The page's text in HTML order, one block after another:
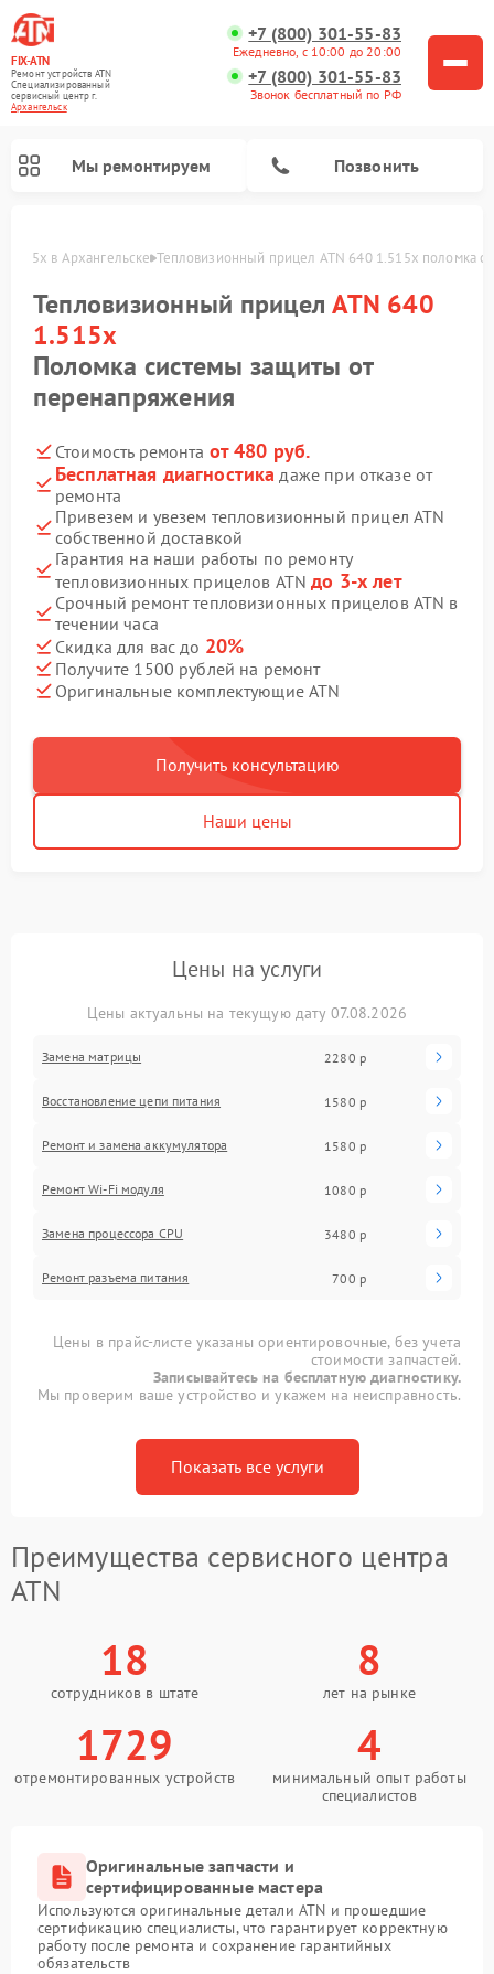
FIX-ATN
Ремонт устройств ATN
Специализированный
cервисный центр г.
Архангельск
+7 (800) 301-55-83
Ежедневно, с 10:00 до 20:00
+7 (800) 301-55-83
Звонок бесплатный по РФ
Мы ремонтируем Позвонить
в Архангельске Тепловизионный прицел ATN 640 1.515x поломка
Тепловизионный прицелATN 640
1.515x
Поломка системы защиты от
перенапряжения
Стоимость ремонта от 480 руб.
Бесплатная диагностика даже при отказе от
ремонта
Привезем и увезем тепловизионный прицел ATN
собственной доставкой
Гарантия на наши работы по ремонту
тепловизионных прицелов ATNдо 3-х лет
Срочный ремонт тепловизионных прицелов ATN в
течении часа
Скидка для вас до 20%
Получите 1500 рублей на ремонт
Оригинальные комплектующие ATN
Получить консультацию
Наши цены
Цены на услуги
Цены актуальны на текущую дату 07.08.2026
Замена матрицы 2280 р
Восстановление цепи питания 1580 р
Ремонт и замена аккумулятора 1580 р
Ремонт Wi-Fi модуля 1080 р
Замена процессора CPU 3480 р
Ремонт разъема питания 700 р
Цены в прайс-листе указаны ориентировочные, без учета
стоимости запчастей.
Записывайтесь на бесплатную диагностику.
Мы проверим ваше устройство и укажем на неисправность.
Показать все услуги
Преимущества сервисного центра
ATN
18
сотрудников в штате
8
лет на рынке
1729
отремонтированных устройств
4
минимальный опыт работы
специалистов
Оригинальные запчасти и
сертифицированные мастера
Используются оригинальные детали ATN и прошедшие
сертификацию специалисты, что гарантирует корректную
работу после ремонта и сохранение гарантийных
обязательств